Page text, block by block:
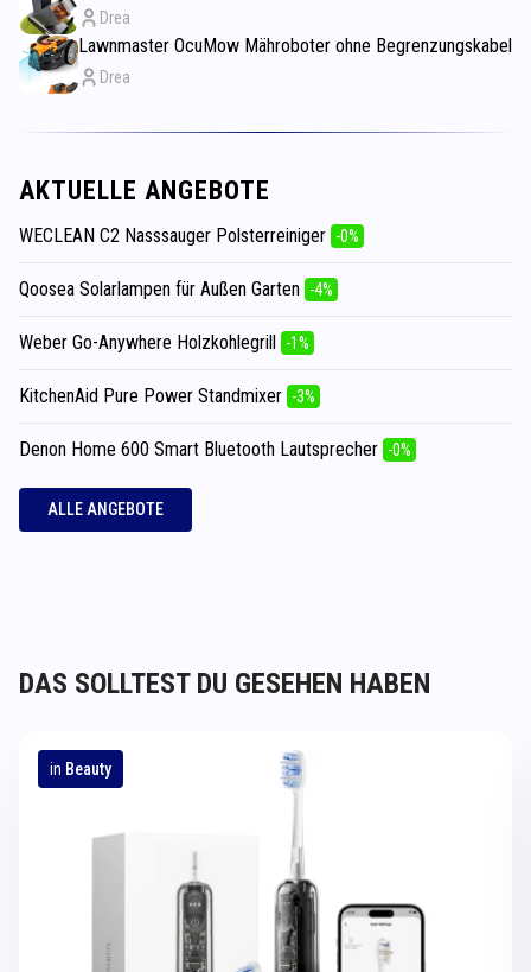
Drea
Lawnmaster OcuMow Mähroboter ohne Begrenzungskabel
Drea
AKTUELLE ANGEBOTE
WECLEAN C2 Nasssauger Polsterreiniger -0%
Qoosea Solarlampen für Außen Garten -4%
Weber Go-Anywhere Holzkohlegrill -1%
KitchenAid Pure Power Standmixer -3%
Denon Home 600 Smart Bluetooth Lautsprecher -0%
ALLE ANGEBOTE
DAS SOLLTEST DU GESEHEN HABEN
in Beauty